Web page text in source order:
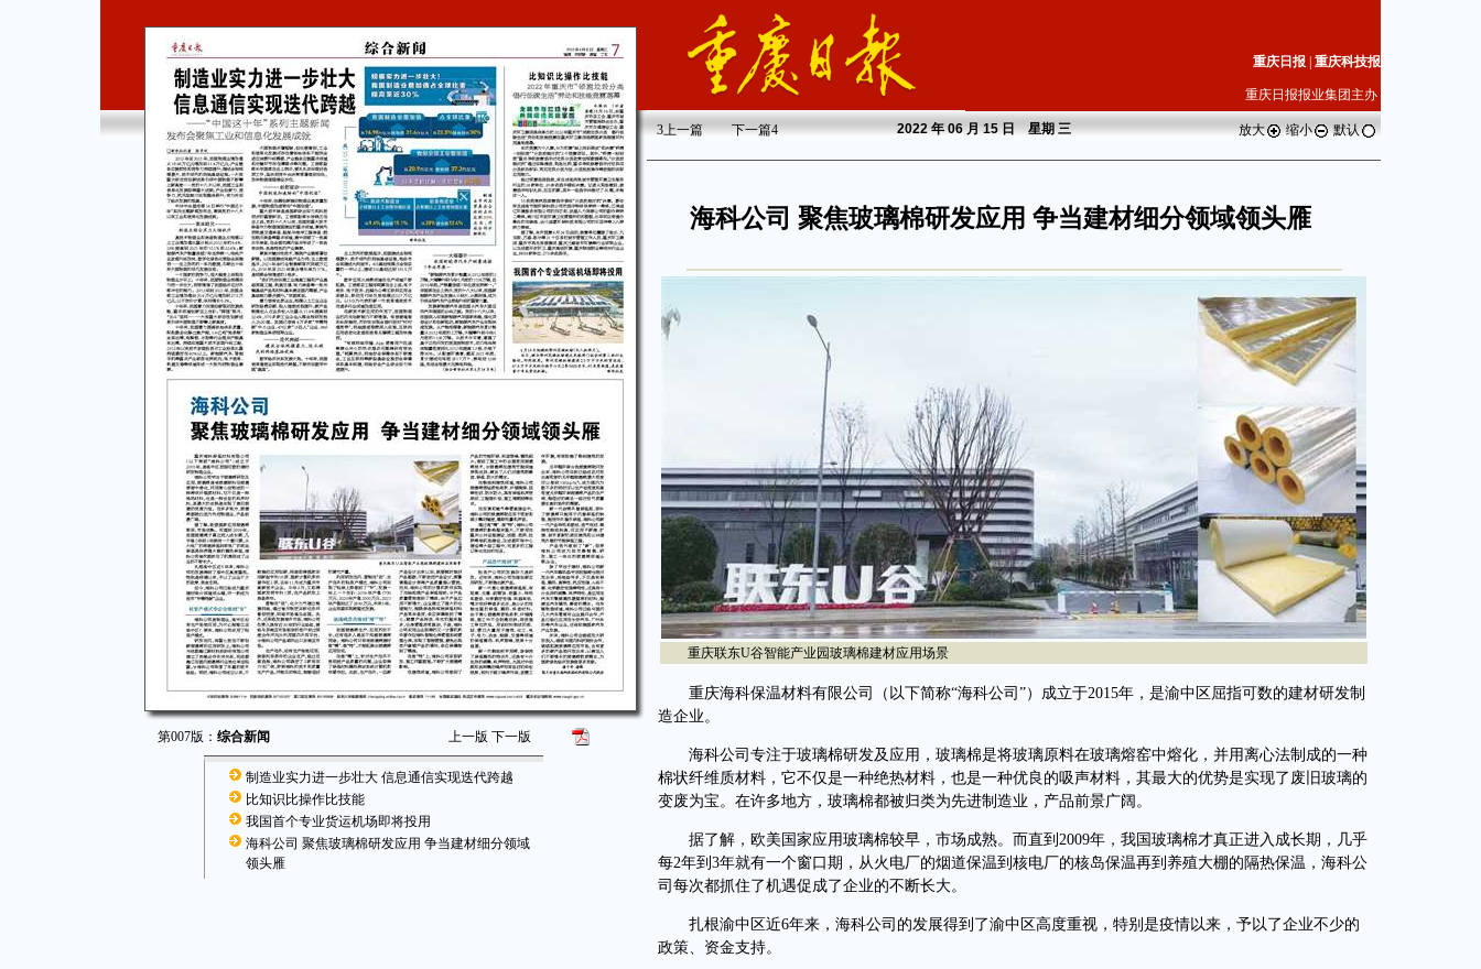
第007版： 综合新闻 上一版 下一版
制造业实力进一步壮大 信息通信实现迭代跨越
比知识比操作比技能
我国首个专业货运机场即将投用
海科公司 聚焦玻璃棉研发应用 争当建材细分领域
领头雁
重庆日报 重庆科技报
重庆日报报业集团主办
3上一篇 下一篇4 2022年 06 月 15 日 星期三 放大 缩小 默认
海科公司 聚焦玻璃棉研发应用 争当建材细分领域领头雁
重庆联东U谷智能产业园玻璃棉建材应用场景
重庆海科保温材料有限公司（以下简称“海科公司”）成立于2015年，是渝中区屈指可数的建材研发制
造企业。
海科公司专注于玻璃棉研发及应用，玻璃棉是将玻璃原料在玻璃熔窑中熔化，并用离心法制成的一种
棉状纤维质材料，它不仅是一种绝热材料，也是一种优良的吸声材料，其最大的优势是实现了废旧玻璃的
变废为宝。在许多地方，玻璃棉都被归类为先进制造业，产品前景广阔。
据了解，欧美国家应用玻璃棉较早，市场成熟。而直到2009年，我国玻璃棉才真正进入成长期，几乎
每2年到3年就有一个窗口期，从火电厂的烟道保温到核电厂的核岛保温再到养殖大棚的隔热保温，海科公
司每次都抓住了机遇促成了企业的不断长大。
扎根渝中区近6年来，海科公司的发展得到了渝中区高度重视，特别是疫情以来，予以了企业不少的
政策、资金支持。